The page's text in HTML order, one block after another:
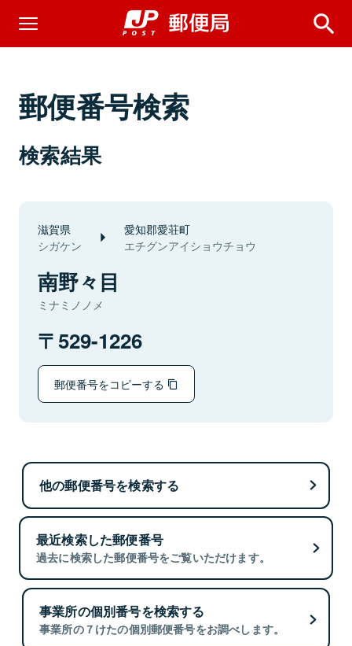
郵便番号検索
検索結果
滋賀県
シガケン
愛知郡愛荘町
エチグンアイショウチョウ
南野々目
ミナミノノメ
529-1226
郵便番号をコピーする
他の郵便番号を検索する
最近検索した郵便番号
過去に検索した郵便番号をご覧いただけます。
事業所の個別番号を検索する
事業所の７けたの個別郵便番号をお調べします。